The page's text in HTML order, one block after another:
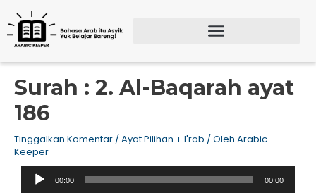
konten
Surah : 2. Al-Baqarah ayat
186
Tinggalkan Komentar /Ayat Pilihan + I'rob / Oleh Arabic
Keeper
Pemutar
Audio
00:00 00:00